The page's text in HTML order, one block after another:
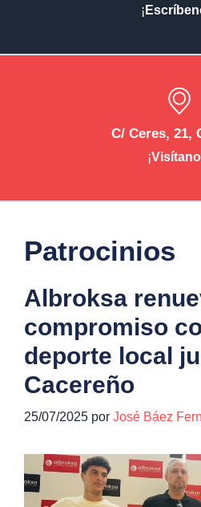
¡
C/ Ceres, 21,
¡
Patrocinios
Albroksa
compromiso
deporte local
Cacereño
25/07/2025 por José Báez